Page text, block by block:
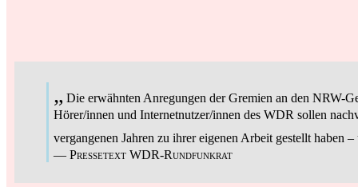
„ Die erwähnten Anregungen der Gremien an den NRW-
Hörer/innen und Internetnutzer/innen des WDR sollen
vergangenen Jahren zu ihrer eigenen Arbeit gestellt haben
— Pressetext WDR-Rundfunkrat